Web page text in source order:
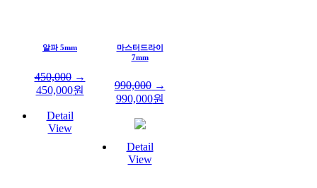
알파 5mm
450,000→
450,000원
Detail
View
마스터드라이
7mm
990,000→
990,000원
Detail
View